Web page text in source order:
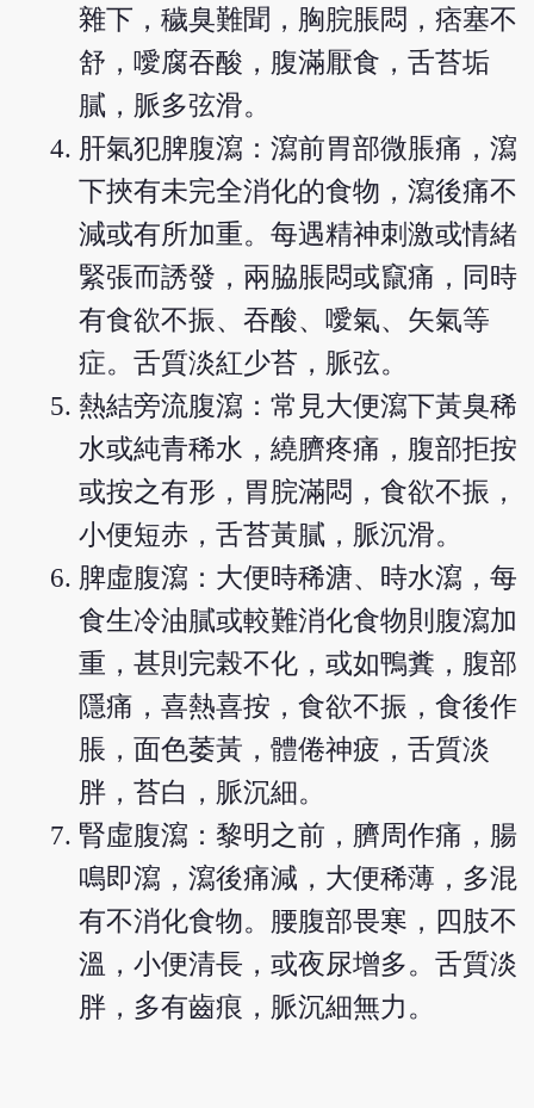
雜下，穢臭難聞，胸脘脹悶，痞塞不
舒，噯腐吞酸，腹滿厭食，舌苔垢
膩，脈多弦滑。
肝氣犯脾腹瀉：瀉前胃部微脹痛，瀉
下挾有未完全消化的食物，瀉後痛不
減或有所加重。每遇精神刺激或情緒
緊張而誘發，兩脇脹悶或竄痛，同時
有食欲不振、吞酸、噯氣、矢氣等
症。舌質淡紅少苔，脈弦。
熱結旁流腹瀉：常見大便瀉下黃臭稀
水或純青稀水，繞臍疼痛，腹部拒按
或按之有形，胃脘滿悶，食欲不振，
小便短赤，舌苔黃膩，脈沉滑。
脾虛腹瀉：大便時稀溏、時水瀉，每
食生冷油膩或較難消化食物則腹瀉加
重，甚則完榖不化，或如鴨糞，腹部
隱痛，喜熱喜按，食欲不振，食後作
脹，面色萎黃，體倦神疲，舌質淡
胖，苔白，脈沉細。
腎虛腹瀉：黎明之前，臍周作痛，腸
鳴即瀉，瀉後痛減，大便稀薄，多混
有不消化食物。腰腹部畏寒，四肢不
溫，小便清長，或夜尿增多。舌質淡
胖，多有齒痕，脈沉細無力。